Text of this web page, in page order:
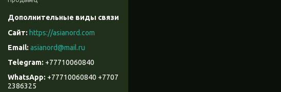
https://asianord.com
asianord@mail.ru
+77710060840
+77710060840 +7707
2386325